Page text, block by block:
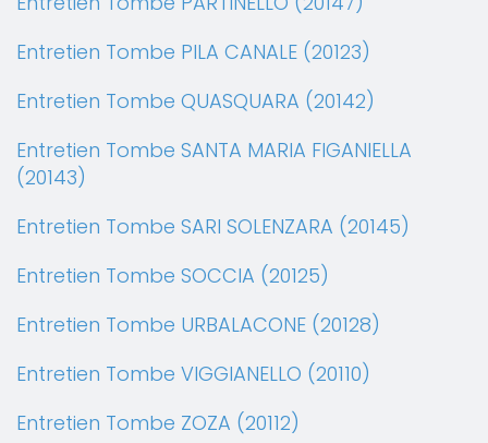
Entretien Tombe PILA CANALE (20123)
Entretien Tombe QUASQUARA (20142)
Entretien Tombe SANTA MARIA FIGANIELLA
(20143)
Entretien Tombe SARI SOLENZARA (20145)
Entretien Tombe SOCCIA (20125)
Entretien Tombe URBALACONE (20128)
Entretien Tombe VIGGIANELLO (20110)
Entretien Tombe ZOZA (20112)